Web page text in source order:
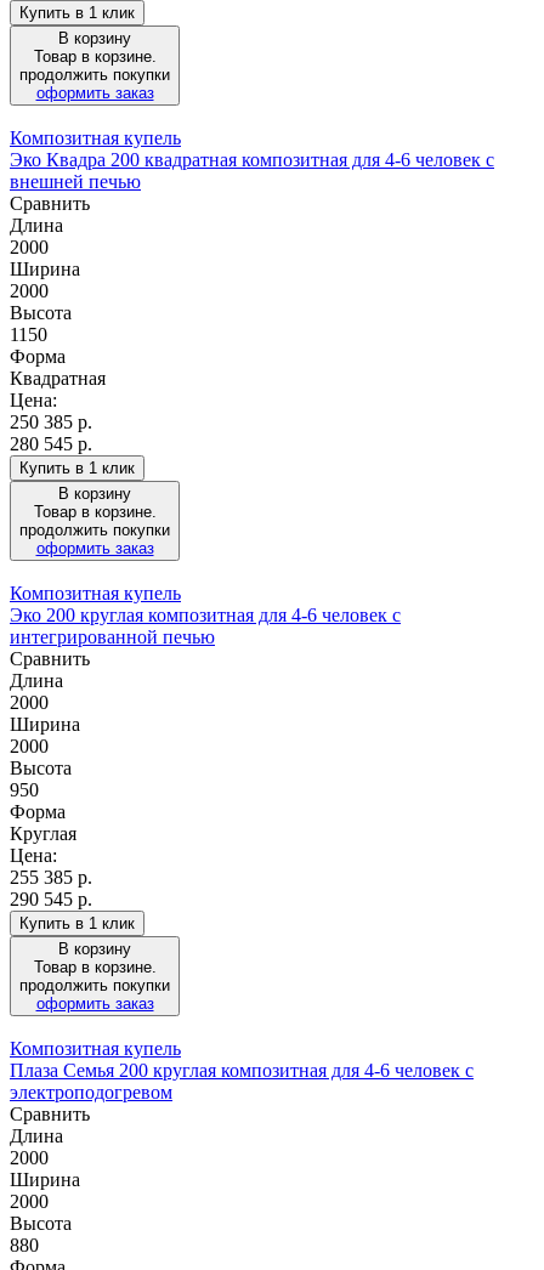
Купить в 1 клик
В корзину
Товар в корзине.
продолжить покупки
оформить заказ
Композитная купель
Эко Квадра 200 квадратная композитная для 4-6 человек с
внешней печью
Сравнить
Длина
2000
Ширина
2000
Высота
1150
Форма
Квадратная
Цена:
250 385 р.
280 545 р.
Купить в 1 клик
В корзину
Товар в корзине.
продолжить покупки
оформить заказ
Композитная купель
Эко 200 круглая композитная для 4-6 человек с
интегрированной печью
Сравнить
Длина
2000
Ширина
2000
Высота
950
Форма
Круглая
Цена:
255 385 р.
290 545 р.
Купить в 1 клик
В корзину
Товар в корзине.
продолжить покупки
оформить заказ
Композитная купель
Плаза Семья 200 круглая композитная для 4-6 человек с
электроподогревом
Сравнить
Длина
2000
Ширина
2000
Высота
880